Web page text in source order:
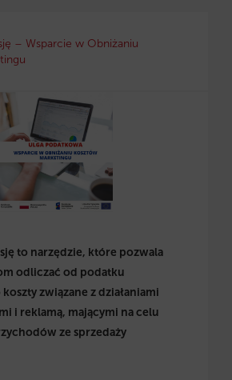
– Wsparcie w Obniżaniu
to narzędzie, które pozwala
odliczać od podatku
związane z działaniami
i reklamą, mającymi na celu
ze sprzedaży